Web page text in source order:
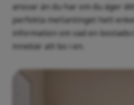
ansvar än du har om du äger
perfekta mellantinget helt
information om vad en
innebär att bo i en.